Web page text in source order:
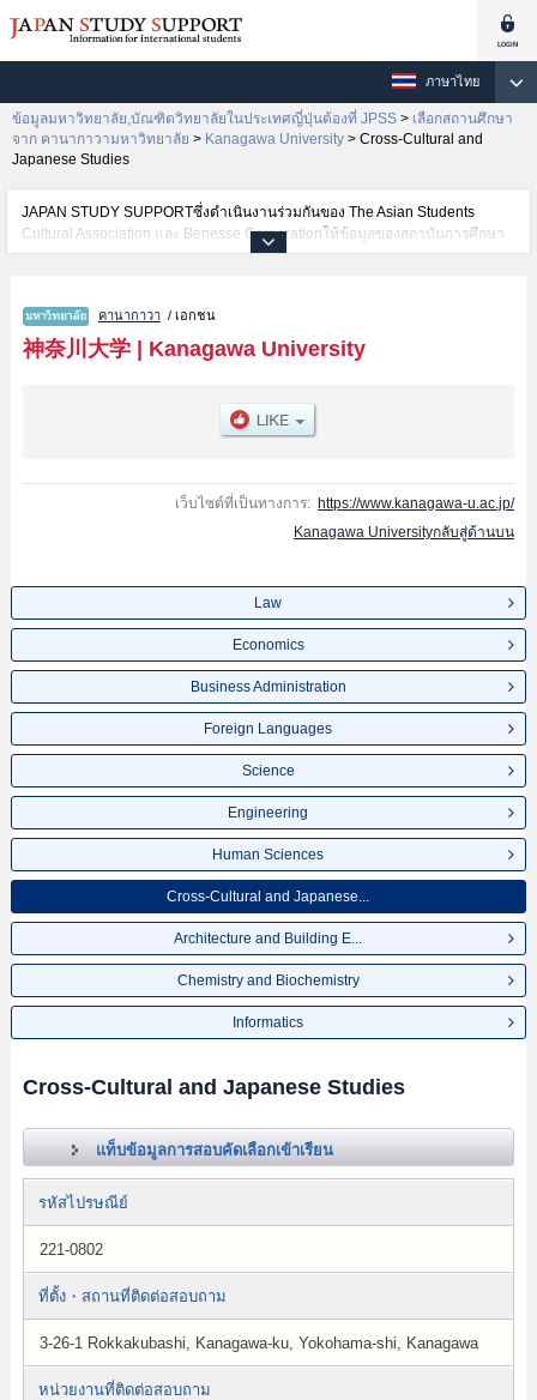
ภาษาไทย
ข้อมูลมหาวิทยาลัย,บัณฑิตวิทยาลัยในประเทศญี่ปุ่นต้องที่ JPSS > เลือกสถานศึกษา
จาก คานากาวามหาวิทยาลัย > Kanagawa University > Cross-Cultural and
Japanese Studies
JAPAN STUDY SUPPORTซึ่งดำเนินงานร่วมกันของ The Asian Students
Cultural Association และ Benesse Corporationให้ข้อมูลของสถาบันการศึกษา
ระดับมหาวิทยาลัย・บัณฑิตวิทยาลัย・วิทยาลัยระดับอนุปริญญา・วิทยาลัย
ต่างชาติเช่นข้อมูลของแต่ละคณะ,ข้อมูลการสอบคัดเลือกเข้าศึกษาเช่นจำนวนคน
ที่รับสมัครหรือจำนวนคนที่ผ่านการสอบคัดเลือกเป็นต้น,แนะนำสถานที่,การเดิน
ทางเป็นต้นไว้ด้วยดังนั้นขอเชิญใช้บริการค้นหาข้อมูลตามอัธยาศัย
คานากาวา / เอกชน
神奈川大学| Kanagawa University
เว็บไซต์ที่เป็นทางการ: https://www.kanagawa-u.ac.jp/
Kanagawa Universityกลับสู่ด้านบน
Law
Economics
Business Administration
Foreign Languages
Science
Engineering
Human Sciences
Cross-Cultural and Japanese...
Architecture and Building E...
Chemistry and Biochemistry
Informatics
Cross-Cultural and Japanese Studies
แท็บข้อมูลการสอบคัดเลือกเข้าเรียน
รหัสไปรษณีย์
221-0802
ที่ตั้ง・สถานที่ติดต่อสอบถาม
3-26-1 Rokkakubashi, Kanagawa-ku, Yokohama-shi, Kanagawa
หน่วยงานที่ติดต่อสอบถาม